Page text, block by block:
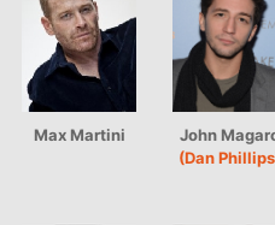
Max Martini
John
(Dan